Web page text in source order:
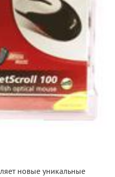
новые уникальные